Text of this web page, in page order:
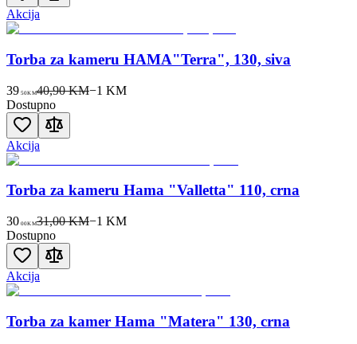
Akcija
Torba za kameru HAMA"Terra", 130, siva
39 50KM40,90 KM−1 KM
Dostupno
Akcija
Torba za kameru Hama "Valletta" 110, crna
30 00KM31,00 KM−1 KM
Dostupno
Akcija
Torba za kamer Hama "Matera" 130, crna